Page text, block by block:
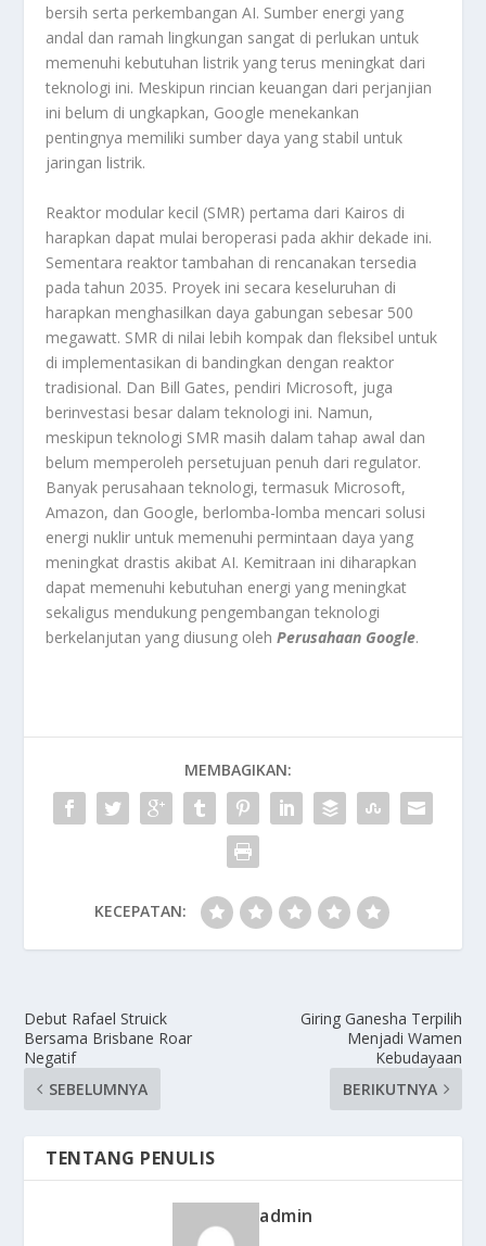
bersih serta perkembangan AI. Sumber energi yang
andal dan ramah lingkungan sangat di perlukan untuk
memenuhi kebutuhan listrik yang terus meningkat dari
teknologi ini. Meskipun rincian keuangan dari perjanjian
ini belum di ungkapkan, Google menekankan
pentingnya memiliki sumber daya yang stabil untuk
jaringan listrik.
Reaktor modular kecil (SMR) pertama dari Kairos di
harapkan dapat mulai beroperasi pada akhir dekade ini.
Sementara reaktor tambahan di rencanakan tersedia
pada tahun 2035. Proyek ini secara keseluruhan di
harapkan menghasilkan daya gabungan sebesar 500
megawatt. SMR di nilai lebih kompak dan fleksibel untuk
di implementasikan di bandingkan dengan reaktor
tradisional. Dan Bill Gates, pendiri Microsoft, juga
berinvestasi besar dalam teknologi ini. Namun,
meskipun teknologi SMR masih dalam tahap awal dan
belum memperoleh persetujuan penuh dari regulator.
Banyak perusahaan teknologi, termasuk Microsoft,
Amazon, dan Google, berlomba-lomba mencari solusi
energi nuklir untuk memenuhi permintaan daya yang
meningkat drastis akibat AI. Kemitraan ini diharapkan
dapat memenuhi kebutuhan energi yang meningkat
sekaligus mendukung pengembangan teknologi
berkelanjutan yang diusung olehPerusahaan Google.
MEMBAGIKAN:
KECEPATAN:
Debut Rafael Struick
Bersama Brisbane Roar
Negatif
SEBELUMNYA
Giring Ganesha Terpilih
Menjadi Wamen
Kebudayaan
BERIKUTNYA
TENTANG PENULIS
admin